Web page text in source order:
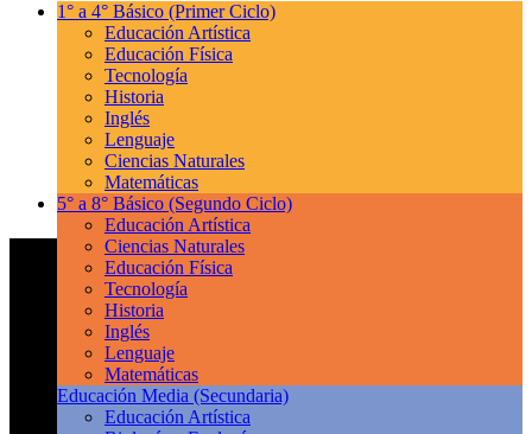
1° a 4° Básico (Primer Ciclo)
Educación Artística
Educación Física
Tecnología
Historia
Inglés
Lenguaje
Ciencias Naturales
Matemáticas
5° a 8° Básico (Segundo Ciclo)
Educación Artística
Ciencias Naturales
Educación Física
Tecnología
Historia
Inglés
Lenguaje
Matemáticas
Educación Media (Secundaria)
Educación Artística